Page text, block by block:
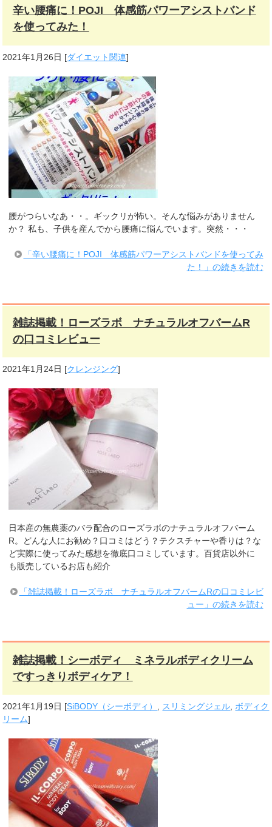
辛い腰痛に！POJI 体感筋パワーアシストバンド
を使ってみた！
2021年1月26日 [ダイエット関連]
腰がつらいなあ・・。ギックリが怖い。そんな悩みがありません
か？ 私も、子供を産んでから腰痛に悩んでいます。突然・・・
「辛い腰痛に！POJI 体感筋パワーアシストバンドを使ってみ
た！」の続きを読む
雑誌掲載！ローズラボ ナチュラルオフバームR
の口コミレビュー
2021年1月24日 [クレンジング]
日本産の無農薬のバラ配合のローズラボのナチュラルオフバーム
R。どんな人にお勧め？口コミはどう？テクスチャーや香りは？な
ど実際に使ってみた感想を徹底口コミしています。百貨店以外に
も販売しているお店も紹介
「雑誌掲載！ローズラボ ナチュラルオフバームRの口コミレビ
ュー」の続きを読む
雑誌掲載！シーボディ ミネラルボディクリーム
ですっきりボディケア！
2021年1月19日 [SiBODY（シーボディ） , スリミングジェル,ボディク
リーム]